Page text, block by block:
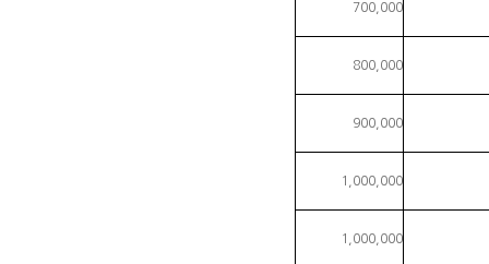
700,000
800,000
900,000
1,000,000
1,000,000